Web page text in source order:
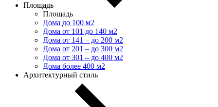
Площадь
Площадь
Дома до 100 м2
Дома от 101 до 140 м2
Дома от 141 – до 200 м2
Дома от 201 – до 300 м2
Дома от 301 – до 400 м2
Дома более 400 м2
Архитектурный стиль